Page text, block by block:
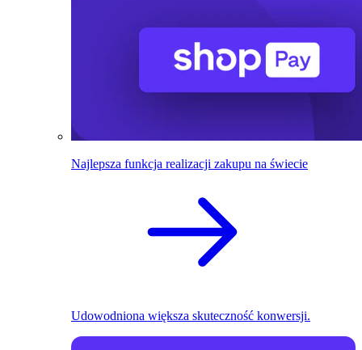
Najlepsza funkcja realizacji zakupu na świecie
Udowodniona większa skuteczność konwersji.